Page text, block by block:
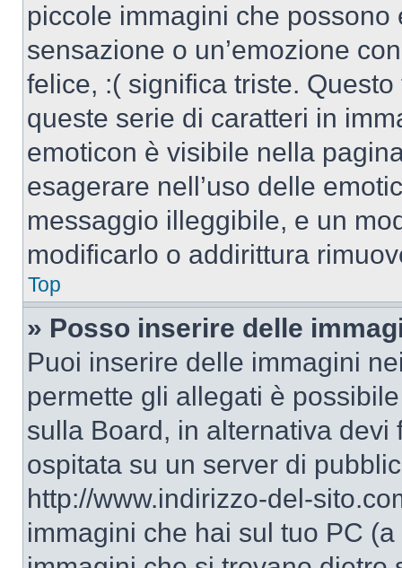
piccole immagini che
sensazione o un’emozione
felice, :( significa triste.
queste serie di caratteri in
emoticon è visibile nella
esagerare nell’uso delle
messaggio illeggibile, e un
modificarlo o addirittura
Top
» Posso inserire delle
Puoi inserire delle immagini
permette gli allegati è
sulla Board, in alternativa devi
ospitata su un server di
http://www.indirizzo-del-
immagini che hai sul tuo PC